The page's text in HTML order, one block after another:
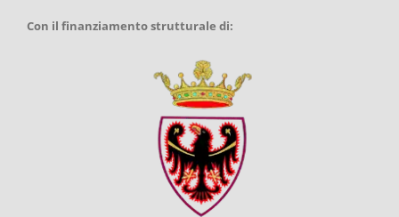
Con il finanziamento strutturale di: